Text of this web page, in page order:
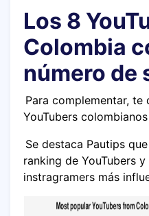
Los 8
Colombia
número de
Para complementar, te
YouTubers
Se destaca Pautips
ranking de YouTubers
instragramers más